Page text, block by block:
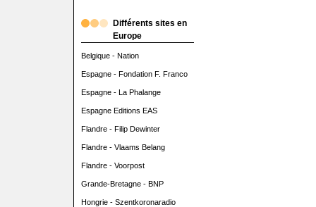
Différents sites en
Europe
Belgique - Nation
Espagne - Fondation F. Franco
Espagne - La Phalange
Espagne Editions EAS
Flandre - Filip Dewinter
Flandre - Vlaams Belang
Flandre - Voorpost
Grande-Bretagne - BNP
Hongrie - Szentkoronaradio